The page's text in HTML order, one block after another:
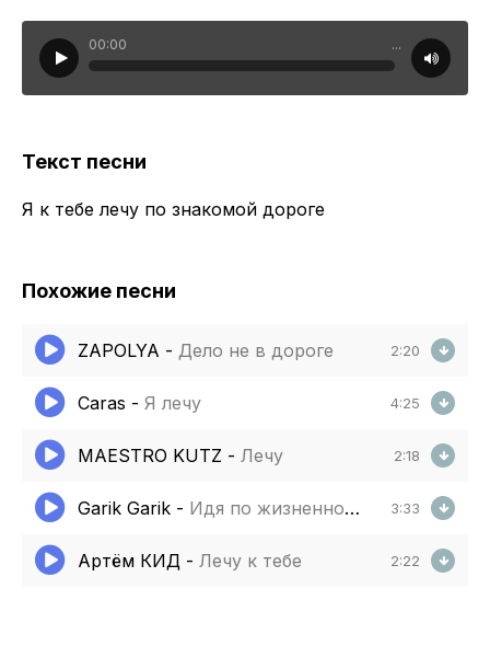
00:00 ...
Текст песни
Я к тебе лечу по знакомой дороге
Похожие песни
ZAPOLYA - Дело не в дороге 2:20
Caras - Я лечу 4:25
MAESTRO KUTZ - Лечу 2:18
Garik Garik - Идя по жизненной дороге 3:33
Артём КИД - Лечу к тебе 2:22